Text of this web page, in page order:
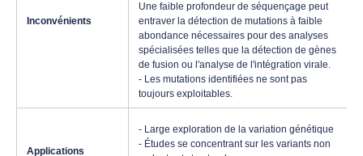
Inconvénients
Une faible profondeur de séquençage peut
entraver la détection de mutations à faible
abondance nécessaires pour des analyses
spécialisées telles que la détection de gènes
de fusion ou l'analyse de l'intégration virale.
- Les mutations identifiées ne sont pas
toujours exploitables.
Applications
- Large exploration de la variation génétique
- Études se concentrant sur les variants non